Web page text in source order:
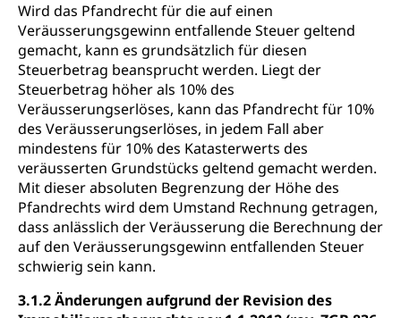
Wird das Pfandrecht für die auf einen
Veräusserungsgewinn entfallende Steuer geltend
gemacht, kann es grundsätzlich für diesen
Steuerbetrag beansprucht werden. Liegt der
Steuerbetrag höher als 10% des
Veräusserungserlöses, kann das Pfandrecht für 10%
des Veräusserungserlöses, in jedem Fall aber
mindestens für 10% des Katasterwerts des
veräusserten Grundstücks geltend gemacht werden.
Mit dieser absoluten Begrenzung der Höhe des
Pfandrechts wird dem Umstand Rechnung getragen,
dass anlässlich der Veräusserung die Berechnung der
auf den Veräusserungsgewinn entfallenden Steuer
schwierig sein kann.
3.1.2 Änderungen aufgrund der Revision des